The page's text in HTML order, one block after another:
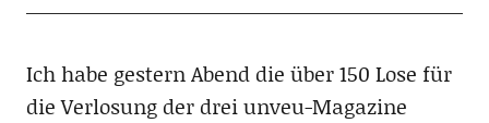
Ich habe gestern Abend die über 150 Lose für
die Verlosung der drei unveu-Magazine